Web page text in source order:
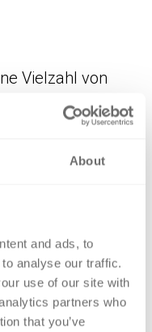
About
and ads, to
analyse our traffic.
use of our site with
partners who
that you’ve
Vielzahl von
internen
Einflüsse
zählen die
Fortschritt,
und ökologische